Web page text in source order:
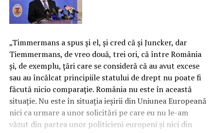
„Timmermans a spus şi el, şi cred că şi Juncker, dar
Tiemmermans, de vreo două, trei ori, că între România
şi, de exemplu, ţări care se consideră că au avut excese
sau au încălcat principiile statului de drept nu poate fi
făcută nicio comparaţie. România nu este în această
situaţie. Nu este în situaţia ieşirii din Uniunea Europeană
nici ca urmare a unor solicitări pe care eu nu le-am
văzut din partea unor politicieni europeni şi nici din